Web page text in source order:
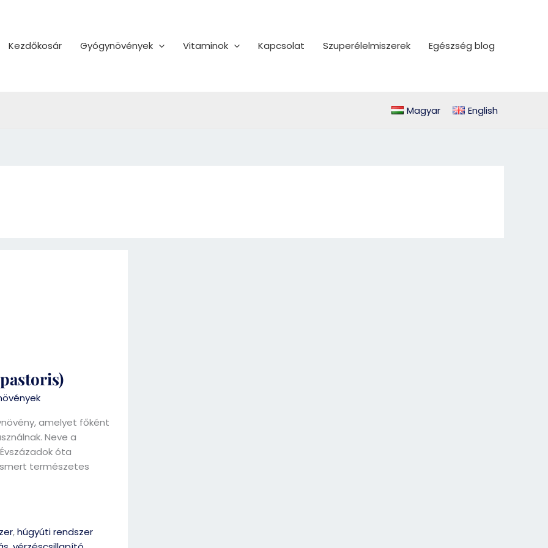
Kezdőkosár Gyógynövények Vitaminok Kapcsolat Szuperélelmiszerek Egészség blog
Magyar English
amelyet főként
Neve a
óta
természetes
,húgyúti rendszer